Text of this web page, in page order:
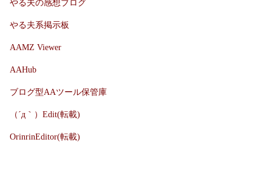
やる夫の感想ブログ
やる夫系掲示板
AAMZ Viewer
AAHub
ブログ型AAツール保管庫
（´д｀）Edit(転載)
OrinrinEditor(転載)